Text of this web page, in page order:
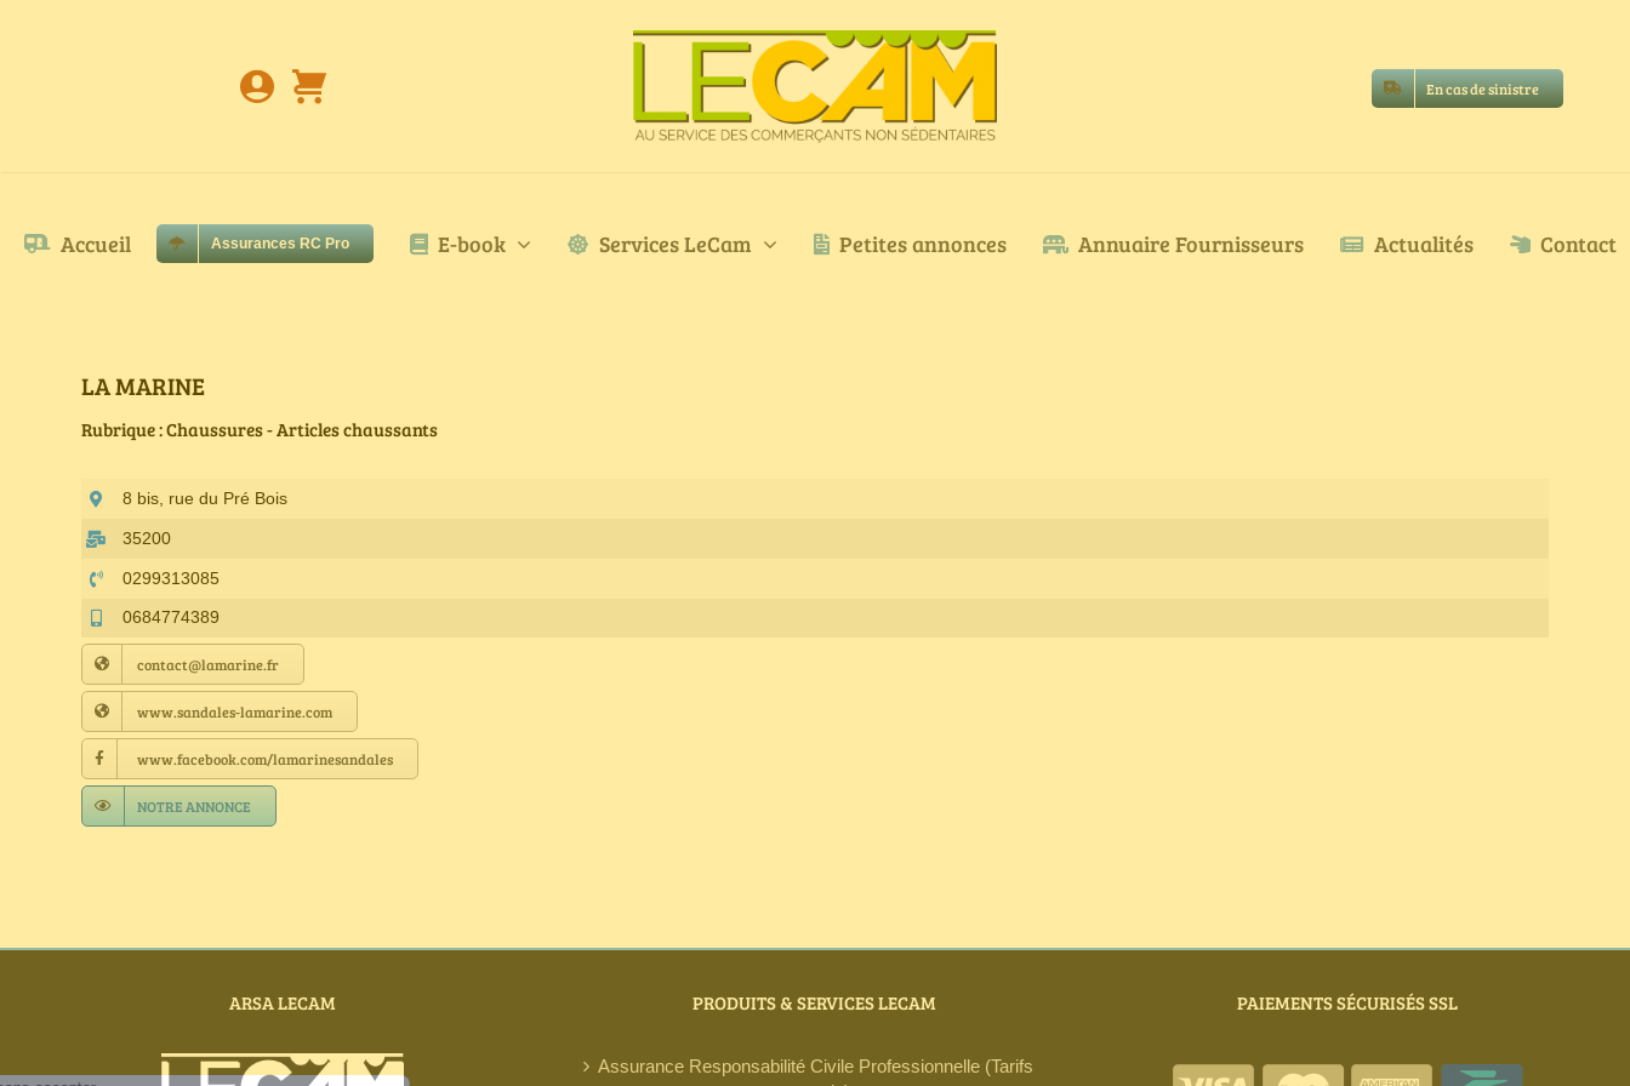
En cas de sinistre
Accueil Assurances RC Pro E-book Services LeCam Petites annonces Annuaire Fournisseurs Actualités Contact
LA MARINE
Rubrique : Chaussures - Articles chaussants
8 bis, rue du Pré Bois
35200
0299313085
0684774389
contact@lamarine.fr
www.sandales-lamarine.com
www.facebook.com/lamarinesandales
NOTRE ANNONCE
ARSA LECAM PRODUITS & SERVICES LECAM
Assurance Responsabilité Civile Professionnelle (Tarifs
PAIEMENTS SÉCURISÉS SSL